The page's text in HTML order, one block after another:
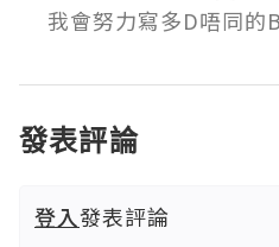
我會努力寫多D唔同的
發表評論
登入發表評論